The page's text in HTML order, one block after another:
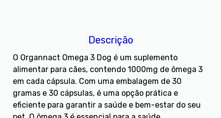
Descrição
O Organnact Omega 3 Dog é um suplemento
alimentar para cães, contendo 1000mg de ômega 3
em cada cápsula. Com uma embalagem de 30
gramas e 30 cápsulas, é uma opção prática e
eficiente para garantir a saúde e bem-estar do seu